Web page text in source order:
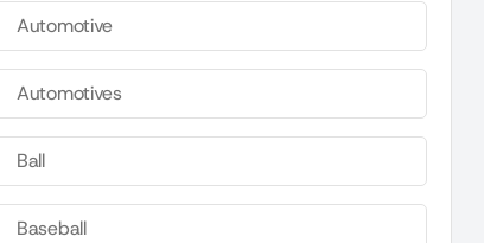
Automotive
Automotives
Ball
Baseball